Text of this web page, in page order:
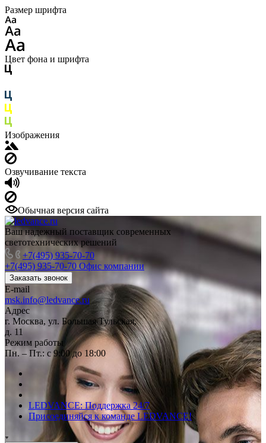
Размер шрифта
Цвет фона и шрифта
Изображения
Озвучивание текста
Обычная версия сайта
Ваш надежный поставщик современных
светотехнических решений
+7(495) 935-70-70
+7(495) 935-70-70 Офис компании
Заказать звонок
E-mail
msk.info@ledvance.ru
Адрес
г. Москва, ул. Большая Тульская,
д. 11
Режим работы
Пн. – Пт.: с 9:00 до 18:00
LEDVANCE: Поддержка 24/7
Присоединяйся к команде LEDVANCE!